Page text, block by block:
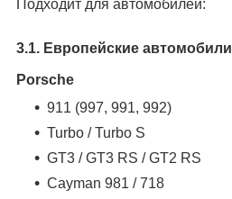
Подходит для автомобилей:
3.1. Европейские автомобили
Porsche
911 (997, 991, 992)
Turbo / Turbo S
GT3 / GT3 RS / GT2 RS
Cayman 981 / 718